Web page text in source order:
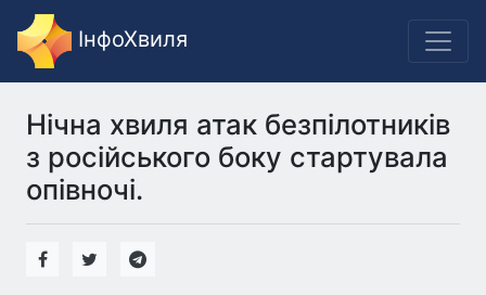
ІнфоХвиля
Нічна хвиля атак безпілотників
з російського боку стартувала
опівночі.